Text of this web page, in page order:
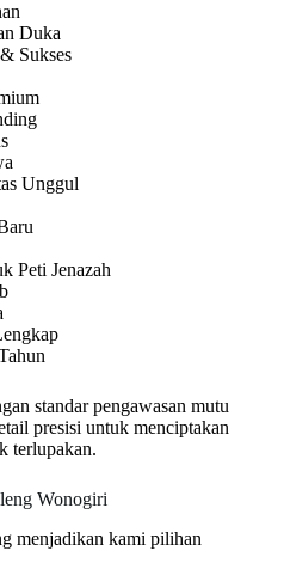
Duka
Sukses
Unggul
Peti Jenazah
standar pengawasan mutu
presisi untuk menciptakan
terlupakan.
Wonogiri
menjadikan kami pilihan